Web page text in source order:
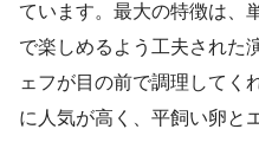
ています。最大の特徴は、
で楽しめるよう工夫された
ェフが目の前で調理してく
に人気が高く、平飼い卵と